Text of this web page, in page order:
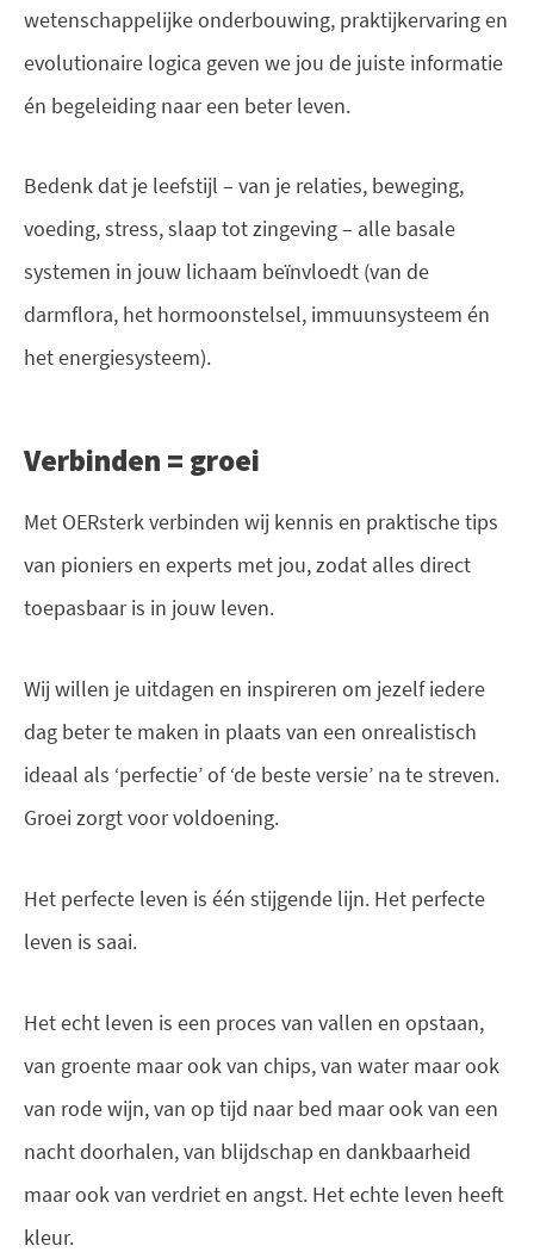
wetenschappelijke onderbouwing, praktijkervaring en
evolutionaire logica geven we jou de juiste informatie
én begeleiding naar een beter leven.
Bedenk dat je leefstijl – van je relaties, beweging,
voeding, stress, slaap tot zingeving – alle basale
systemen in jouw lichaam beïnvloedt (van de
darmflora, het hormoonstelsel, immuunsysteem én
het energiesysteem).
Verbinden = groei
Met OERsterk verbinden wij kennis en praktische tips
van pioniers en experts met jou, zodat alles direct
toepasbaar is in jouw leven.
Wij willen je uitdagen en inspireren om jezelf iedere
dag beter te maken in plaats van een onrealistisch
ideaal als ‘perfectie’ of ‘de beste versie’ na te streven.
Groei zorgt voor voldoening.
Het perfecte leven is één stijgende lijn. Het perfecte
leven is saai.
Het echt leven is een proces van vallen en opstaan,
van groente maar ook van chips, van water maar ook
van rode wijn, van op tijd naar bed maar ook van een
nacht doorhalen, van blijdschap en dankbaarheid
maar ook van verdriet en angst. Het echte leven heeft
kleur.